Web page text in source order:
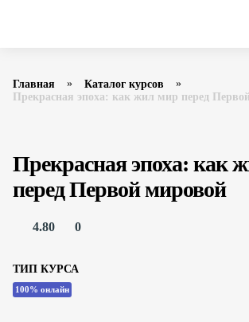
Главная
Каталог курсов
Прекрасная эпоха: как
перед Первой мировой
4.80 0
ТИП КУРСА
100% онлайн